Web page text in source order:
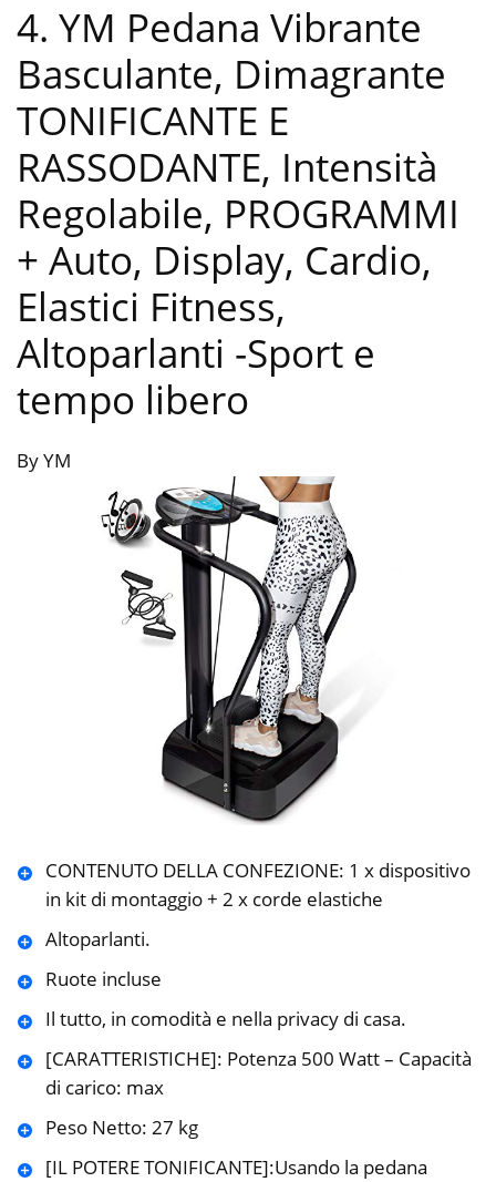
4. YM Pedana Vibrante
Basculante, Dimagrante
TONIFICANTE E
RASSODANTE, Intensità
Regolabile, PROGRAMMI
+ Auto, Display, Cardio,
Elastici Fitness,
Altoparlanti -Sport e
tempo libero
By YM
CONTENUTO DELLA CONFEZIONE: 1 x dispositivo
in kit di montaggio + 2 x corde elastiche
Altoparlanti.
Ruote incluse
Il tutto, in comodità e nella privacy di casa.
[CARATTERISTICHE]: Potenza 500 Watt – Capacità
di carico: max
Peso Netto: 27 kg
[IL POTERE TONIFICANTE]:Usando la pedana